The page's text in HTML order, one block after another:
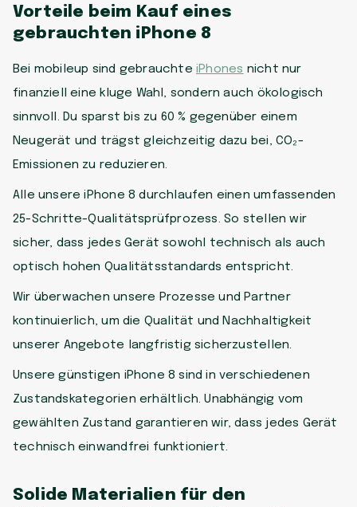
Vorteile beim Kauf eines
gebrauchten iPhone 8
Bei mobileup sind gebrauchteiPhones nicht nur
finanziell eine kluge Wahl, sondern auch ökologisch
sinnvoll. Du sparst bis zu 60 % gegenüber einem
Neugerät und trägst gleichzeitig dazu bei, CO₂-
Emissionen zu reduzieren.
Alle unsere iPhone 8 durchlaufen einen umfassenden
25-Schritte-Qualitätsprüfprozess. So stellen wir
sicher, dass jedes Gerät sowohl technisch als auch
optisch hohen Qualitätsstandards entspricht.
Wir überwachen unsere Prozesse und Partner
kontinuierlich, um die Qualität und Nachhaltigkeit
unserer Angebote langfristig sicherzustellen.
Unsere günstigen iPhone 8 sind in verschiedenen
Zustandskategorien erhältlich. Unabhängig vom
gewählten Zustand garantieren wir, dass jedes Gerät
technisch einwandfrei funktioniert.
Solide Materialien für den